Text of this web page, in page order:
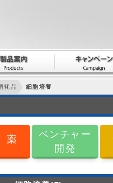
耗品 細胞培養
ベンチャー
開発